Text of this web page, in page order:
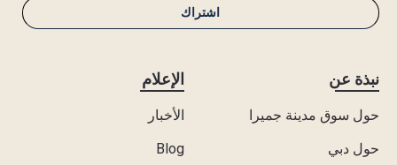
نبذة عن
حول سوق مدينة جميرا
حول دبي
الإعلام
الأخبار
Blog